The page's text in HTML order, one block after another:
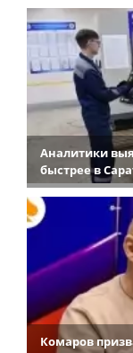
Аналитики
быстрее в
Комаров